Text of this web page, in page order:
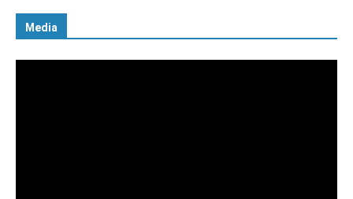
Media